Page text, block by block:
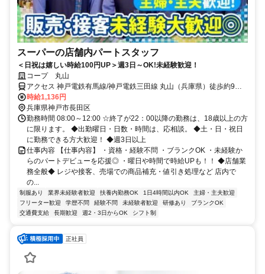
スーパーの店舗内パートスタッフ
＜日祝は嬉しい時給100円UP＞週3日～OK!未経験歓迎！
コープ 丸山
アクセス 神戸電鉄有馬線/神戸電鉄三田線 丸山（兵庫県）徒歩約9
分、神戸電鉄有馬線/神戸高速鉄道南北線 鵯越徒歩約19分、神戸電鉄
有馬線/神戸電鉄三田線 長田（神戸電鉄線）徒歩約22分 神戸電鉄 丸山
駅より徒歩7分
時給1,136円
兵庫県神戸市長田区
勤務時間 08:00～12:00 ☆終了が22：00以降の勤務は、18歳以上の方
に限ります。 ◆出勤曜日・日数・時間は、応相談。 ◆土・日・祝日
に勤務できる方大歓迎！ ◆週3日以上
仕事内容 【仕事内容】 ・資格・経験不問 ・ブランクOK ・未経験か
らのパートデビューを応援◎ ・曜日や時間で時給UPも！！ ◆店舗業
務全般◆ レジや接客、売場での商品補充・値引き処理など 店内で
の...
制服あり 業界未経験者歓迎 扶養内勤務OK 1日4時間以内OK
主婦・主夫歓迎
フリーター歓迎
学歴不問 経験不問 未経験者歓迎 研修あり
ブランクOK
交通費支給
長期歓迎 週2・3日からOK シフト制
正社員